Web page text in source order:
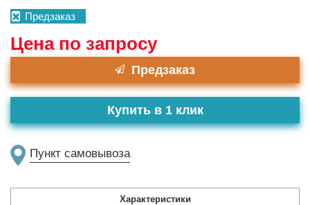
Предзаказ
Цена по запросу
Предзаказ
Пункт самовывоза
Купить в 1 клик
Характеристики